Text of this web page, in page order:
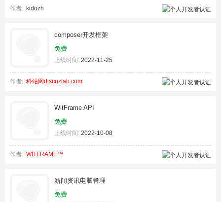
作者: kidozh
composer开发框架
免费
上线时间: 2022-11-25
作者: 科站网discuzlab.com
WitFrame API
免费
上线时间: 2022-10-08
作者: WITFRAME™
新闻资讯电脑管理
免费